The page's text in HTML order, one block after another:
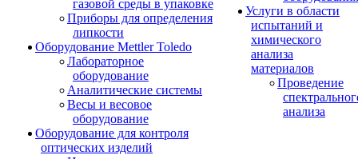
газовой среды в упаковке
Приборы для определения
липкости
Оборудование Mettler Toledo
Лабораторное
оборудование
Аналитические системы
Весы и весовое
оборудование
Оборудование для контроля
оптических изделий
Услуги в области
испытаний и
химического
анализа
материалов
Проведение
анализа